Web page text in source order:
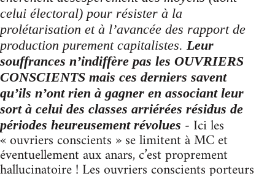
celui électoral) pour résister à la
prolétarisation et à l’avancée des rapport de
production purement capitalistes. Leur
souffrances n’indiffère pas les OUVRIERS
CONSCIENTS mais ces derniers savent
qu’ils n’ont rien à gagner en associant leur
sort à celui des classes arriérées résidus de
périodes heureusement révolues - Ici les
« ouvriers conscients » se limitent à MC et
éventuellement aux anars, c’est proprement
hallucinatoire ! Les ouvriers conscients porteurs